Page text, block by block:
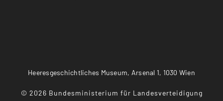
Heeresgeschichtliches Museum, Arsenal 1, 1030 Wien
© 2026 Bundesministerium für Landesverteidigung